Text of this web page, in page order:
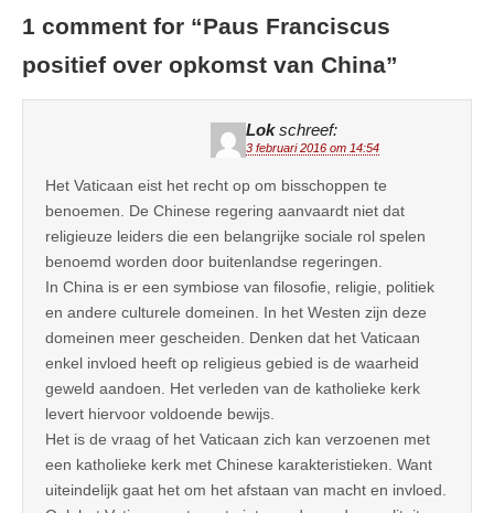
1 comment for “Paus Franciscus
positief over opkomst van China”
Lok schreef:
3 februari 2016 om 14:54
Het Vaticaan eist het recht op om bisschoppen te
benoemen. De Chinese regering aanvaardt niet dat
religieuze leiders die een belangrijke sociale rol spelen
benoemd worden door buitenlandse regeringen.
In China is er een symbiose van filosofie, religie, politiek
en andere culturele domeinen. In het Westen zijn deze
domeinen meer gescheiden. Denken dat het Vaticaan
enkel invloed heeft op religieus gebied is de waarheid
geweld aandoen. Het verleden van de katholieke kerk
levert hiervoor voldoende bewijs.
Het is de vraag of het Vaticaan zich kan verzoenen met
een katholieke kerk met Chinese karakteristieken. Want
uiteindelijk gaat het om het afstaan van macht en invloed.